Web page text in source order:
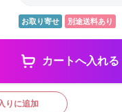
お取り寄せ 別途送料あり
カートへ入れる
りに追加